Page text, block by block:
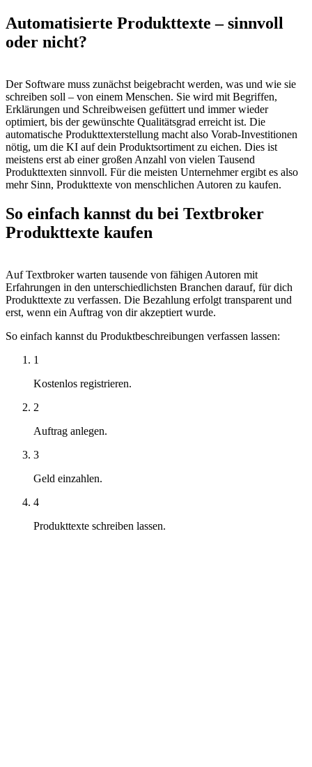
Automatisierte Produkttexte –sinnvoll
oder nicht?
Der Software muss zunächst beigebracht werden, was und wie sie
schreiben soll – von einem Menschen. Sie wird mit Begriffen,
Erklärungen und Schreibweisen gefüttert und immer wieder
optimiert, bis der gewünschte Qualitätsgrad erreicht ist. Die
automatische Produkttexterstellung macht also Vorab-Investitionen
nötig, um die KI auf dein Produktsortiment zu eichen. Dies ist
meistens erst ab einer großen Anzahl von vielen Tausend
Produkttexten sinnvoll. Für die meisten Unternehmer ergibt es also
mehr Sinn, Produkttexte von menschlichen Autoren zu kaufen.
So einfach kannst du bei Textbroker
Produkttexte kaufen
Auf Textbroker warten tausende von fähigen Autoren mit
Erfahrungen in den unterschiedlichsten Branchen darauf, für dich
Produkttexte zu verfassen. Die Bezahlung erfolgt transparent und
erst, wenn ein Auftrag von dir akzeptiert wurde.
So einfach kannst du Produktbeschreibungen verfassen lassen:
1
Kostenlos registrieren.
2
Auftrag anlegen.
3
Geld einzahlen.
4
Produkttexte schreiben lassen.